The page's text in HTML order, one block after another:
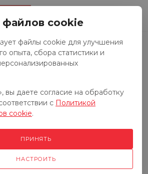
к тракторам
к грузовым автомобилям
файлов cookie
файлы cookie для улучшения
опыта, сбора статистики и
вы даете согласие на обработку
с Политикой
cookie.
НАСТРОИТЬ
ПРИНЯТЬ